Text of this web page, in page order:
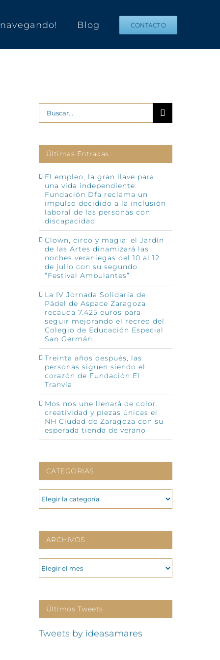
navegando! Blog CONTACTO
Buscar:
Últimas Entradas
El empleo, la gran llave para
una vida independiente:
Fundación Dfa reclama un
impulso decidido a la inclusión
laboral de las personas con
discapacidad
Clown, circo y magia: el Jardín
de las Artes dinamizará las
noches veraniegas del 10 al 12
de julio con su segundo
“Festival Ambulantes”
La IV Jornada Solidaria de
Pádel de Aspace Zaragoza
recauda 7.425 euros para
seguir mejorando el recreo del
Colegio de Educación Especial
San Germán
Treinta años después, las
personas siguen siendo el
corazón de Fundación El
Tranvía
Mos nos une llenará de color,
creatividad y piezas únicas el
NH Ciudad de Zaragoza con su
esperada tienda de verano
CATEGORIAS
CATEGORIAS
ARCHIVOS
ARCHIVOS
Últimos Tweets
Tweets by ideasamares